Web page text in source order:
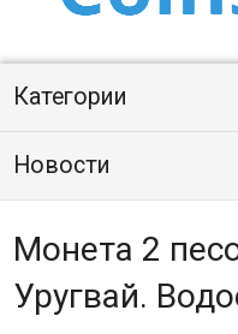
Категории
Новости
Монета 2
Уругвай.